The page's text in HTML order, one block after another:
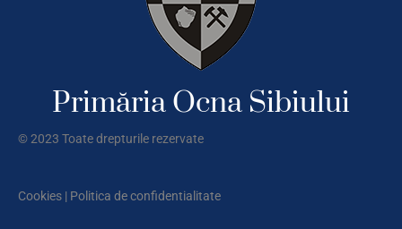
Primăria Ocna Sibiului
© 2023 Toate drepturile rezervate
Cookies | Politica de confidentialitate